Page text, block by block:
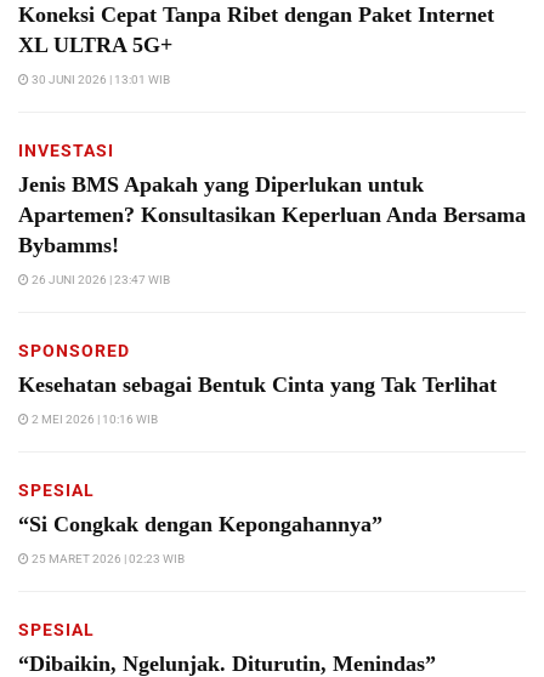
Koneksi Cepat Tanpa Ribet dengan Paket Internet
XL ULTRA 5G+
30 JUNI 2026 | 13:01 WIB
INVESTASI
Jenis BMS Apakah yang Diperlukan untuk
Apartemen? Konsultasikan Keperluan Anda Bersama
Bybamms!
26 JUNI 2026 | 23:47 WIB
SPONSORED
Kesehatan sebagai Bentuk Cinta yang Tak Terlihat
2 MEI 2026 | 10:16 WIB
SPESIAL
“Si Congkak dengan Kepongahannya”
25 MARET 2026 | 02:23 WIB
SPESIAL
“Dibaikin, Ngelunjak. Diturutin, Menindas”